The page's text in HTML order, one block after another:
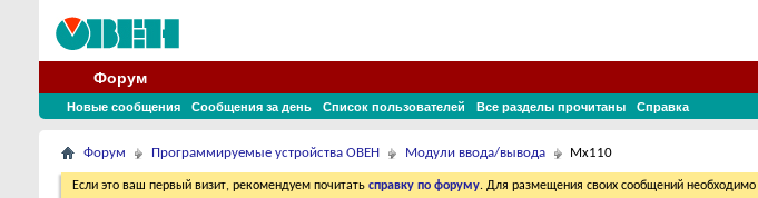
Форум
Новые сообщения Сообщения за день Список пользователей Все разделы прочитаны Справка
Форум Программируемые устройства ОВЕН Модули ввода/вывода Мх110
Если это ваш первый визит, рекомендуем почитать справку по форуму. Для размещения своих сообщений необходимо